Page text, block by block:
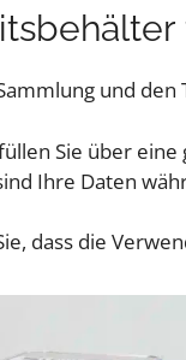
und
Sie über
Ihre Daten
dass die